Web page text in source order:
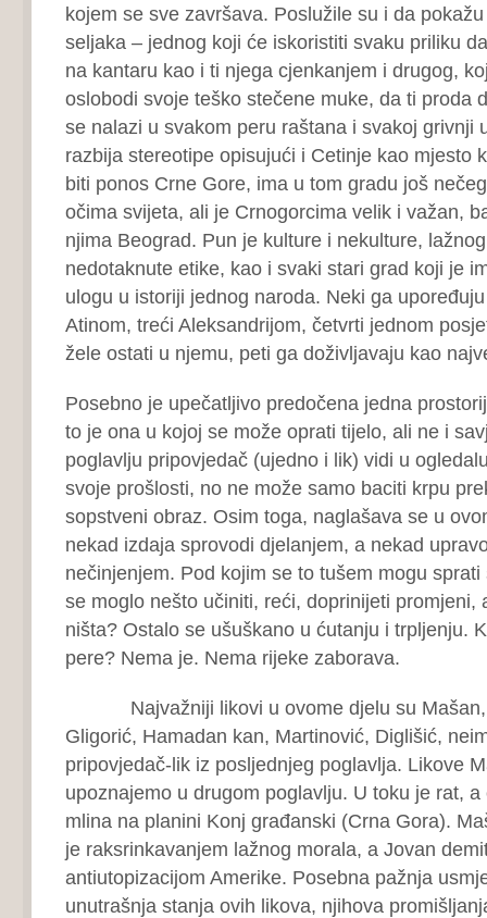
kojem se sve završava. Poslužile su i da
seljaka – jednog koji će iskoristiti svaku priliku
na kantaru kao i ti njega cjenkanjem i drugog,
oslobodi svoje teško stečene muke, da ti proda
se nalazi u svakom peru raštana i svakoj grivnji
razbija stereotipe opisujući i Cetinje kao mjesto
biti ponos Crne Gore, ima u tom gradu još
očima svijeta, ali je Crnogorcima velik i važan,
njima Beograd. Pun je kulture i nekulture,
nedotaknute etike, kao i svaki stari grad koji je
ulogu u istoriji jednog naroda. Neki ga
Atinom, treći Aleksandrijom, četvrti jednom
žele ostati u njemu, peti ga doživljavaju kao
Posebno je upečatljivo predočena jedna
to je ona u kojoj se može oprati tijelo, ali ne i
poglavlju pripovjedač (ujedno i lik) vidi u
svoje prošlosti, no ne može samo baciti krpu
sopstveni obraz. Osim toga, naglašava se u
nekad izdaja sprovodi djelanjem, a nekad
nečinjenjem. Pod kojim se to tušem mogu
se moglo nešto učiniti, reći, doprinijeti promjeni,
ništa? Ostalo se ušuškano u ćutanju i trpljenju.
pere? Nema je. Nema rijeke zaborava.
Najvažniji likovi u ovome djelu su Mašan,
Gligorić, Hamadan kan, Martinović, Diglišić,
pripovjedač-lik iz posljednjeg poglavlja. Likove
upoznajemo u drugom poglavlju. U toku je rat,
mlina na planini Konj građanski (Crna Gora).
je raksrinkavanjem lažnog morala, a Jovan
antiutopizacijom Amerike. Posebna pažnja
unutrašnja stanja ovih likova, njihova